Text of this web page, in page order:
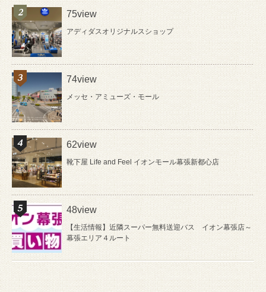
75view
アディダスオリジナルスショップ
74view
メッセ・アミューズ・モール
62view
靴下屋 Life and Feel イオンモール幕張新都心店
48view
【生活情報】近隣スーパー無料送迎バス イオン幕張店～
幕張エリア４ルート